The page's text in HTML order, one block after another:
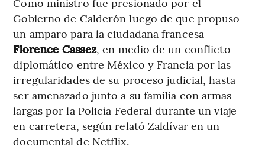
Gobierno de Calderón luego de que propuso
un amparo para la ciudadana francesa
Florence Cassez, en medio de un conflicto
diplomático entre México y Francia por las
irregularidades de su proceso judicial, hasta
ser amenazado junto a su familia con armas
largas por la Policía Federal durante un viaje
en carretera, según relató Zaldívar en un
documental de Netflix.